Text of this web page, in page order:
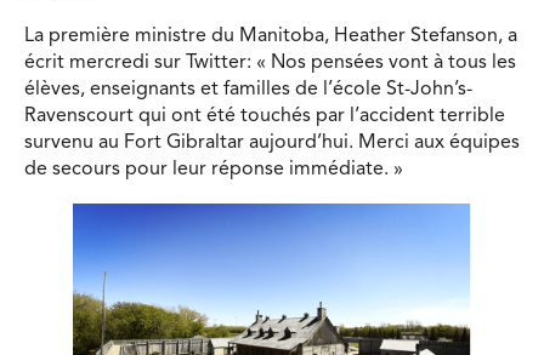
La première ministre du Manitoba, Heather Stefanson, a
écrit mercredi sur Twitter: « Nos pensées vont à tous les
élèves, enseignants et familles de l’école St-John’s-
Ravenscourt qui ont été touchés par l’accident terrible
survenu au Fort Gibraltar aujourd’hui. Merci aux équipes
de secours pour leur réponse immédiate. »